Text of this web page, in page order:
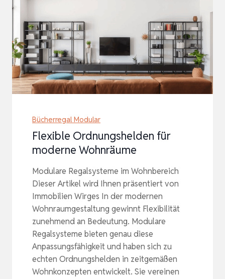
Bücherregal Modular
Flexible Ordnungshelden für
moderne Wohnräume
Modulare Regalsysteme im Wohnbereich
Dieser Artikel wird Ihnen präsentiert von
Immobilien Wirges In der modernen
Wohnraumgestaltung gewinnt Flexibilität
zunehmend an Bedeutung. Modulare
Regalsysteme bieten genau diese
Anpassungsfähigkeit und haben sich zu
echten Ordnungshelden in zeitgemäßen
Wohnkonzepten entwickelt. Sie vereinen